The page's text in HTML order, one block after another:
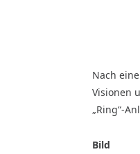
Nach
Visionen
„Ring“-
Bild